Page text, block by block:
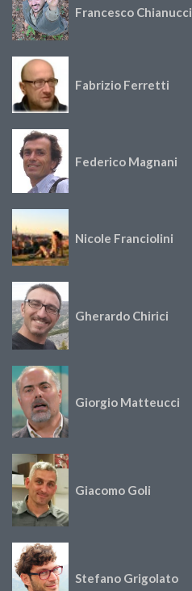
Francesco Chianucci
Fabrizio Ferretti
Federico Magnani
Nicole Franciolini
Gherardo Chirici
Giorgio Matteucci
Giacomo Goli
Stefano Grigolato